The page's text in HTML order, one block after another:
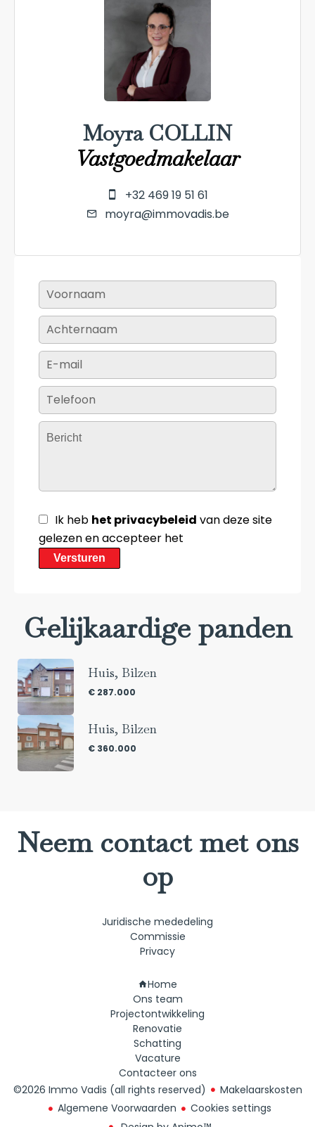
Moyra COLLIN
Vastgoedmakelaar
+32 469 19 51 61
moyra@immovadis.be
Ik heb het privacybeleid van deze site
gelezen en accepteer het
Versturen
Gelijkaardige panden
Huis, Bilzen
€ 287.000
Huis, Bilzen
€ 360.000
Neem contact met ons
op
Juridische mededeling
Commissie
Privacy
Home
Ons team
Projectontwikkeling
Renovatie
Schatting
Vacature
Contacteer ons
©2026 Immo Vadis (all rights reserved)
Makelaarskosten
Algemene Voorwaarden
Cookies settings